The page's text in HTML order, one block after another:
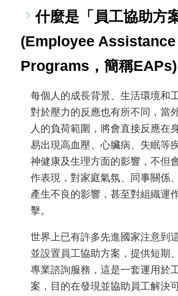
什麼是「員工協助方
(Employee Assistance
Programs，簡稱
每個人的成長背景、生活環境和
對於壓力的反應也有所不同，當
人的負荷範圍，將會直接反應在
易出現高血壓、心臟病、失眠等
神健康及生理方面的影響，不但
作表現，對家庭氣氛、同事關係
產生不良的影響，甚至對組織運
擊。
世界上已有許多先進國家注意到
並設置員工協助方案，提供短期
專業諮詢服務，這是一套運用於
案，目的在發現並協助員工解決